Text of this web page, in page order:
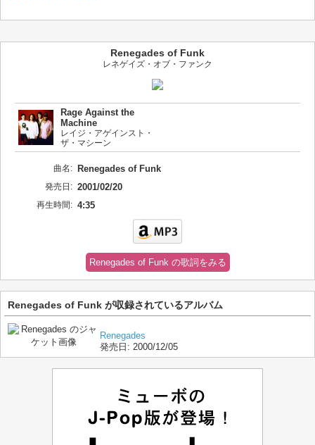
Renegades of Funk
レネゲイズ・オブ・ファンク
Rage Against the
Machine
レイジ・アゲインスト・
ザ・マシーン
曲名: Renegades of Funk
発売日: 2001/02/20
再生時間: 4:35
Renegades of Funk の歌詞をみる
Renegades of Funk が収録されているアルバム
Renegades
発売日: 2000/12/05